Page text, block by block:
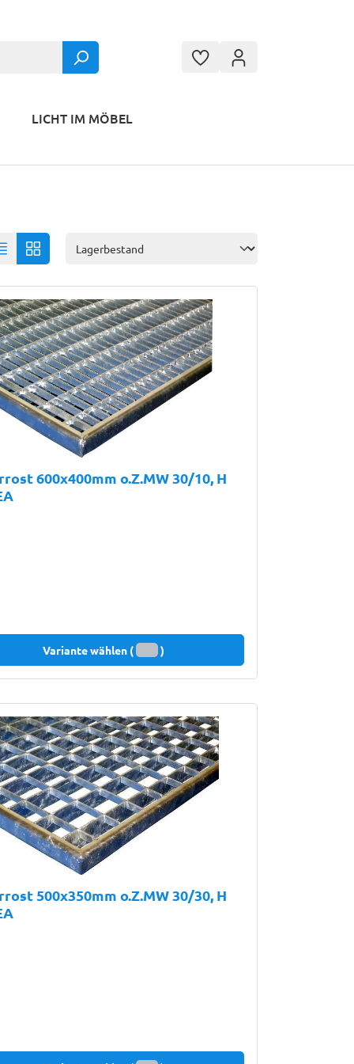
LICHT IM MÖBEL
600x400mm o.Z.MW 30/10, H
Variante wählen ( )
500x350mm o.Z.MW 30/30, H